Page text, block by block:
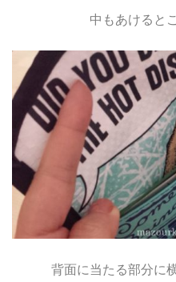
中もあけると
背面に当たる部分に